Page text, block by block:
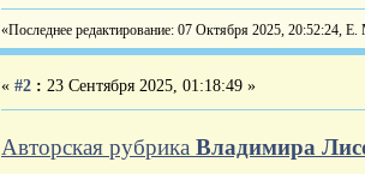
«Последнее редактирование: 07 Октября 2025, 20:52:24,
« #2 : 23 Сентября 2025, 01:18:49 »
Авторская рубрика Владимира